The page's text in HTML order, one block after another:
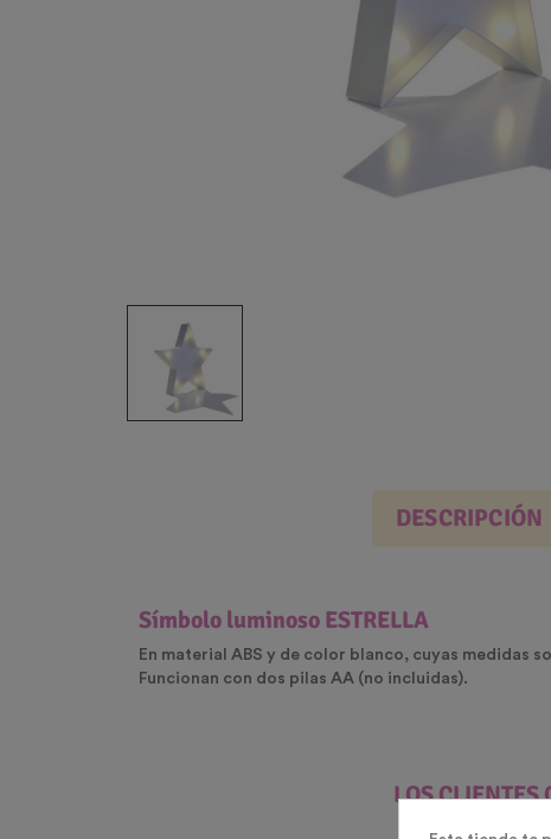
DESCRIPCIÓN
Símbolo luminoso ESTRELLA
En material ABS y de color blanco, cuyas medidas
Funcionan con dos pilas AA (no incluidas).
LOS